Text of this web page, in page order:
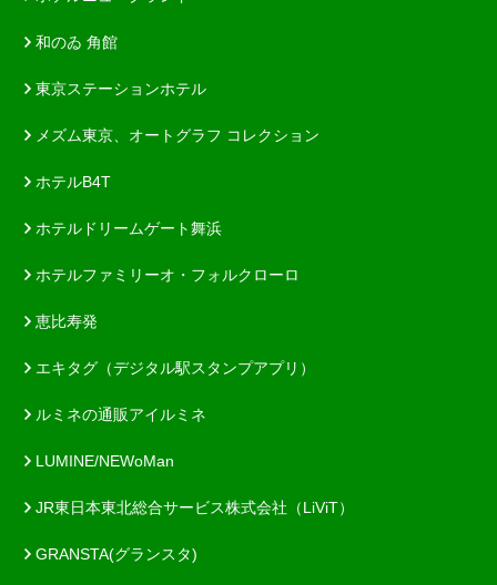
和のゐ 角館
東京ステーションホテル
メズム東京、オートグラフ コレクション
ホテルB4T
ホテルドリームゲート舞浜
ホテルファミリーオ・フォルクローロ
恵比寿発
エキタグ（デジタル駅スタンプアプリ）
ルミネの通販アイルミネ
LUMINE/NEWoMan
JR東日本東北総合サービス株式会社（LiViT）
GRANSTA(グランスタ)